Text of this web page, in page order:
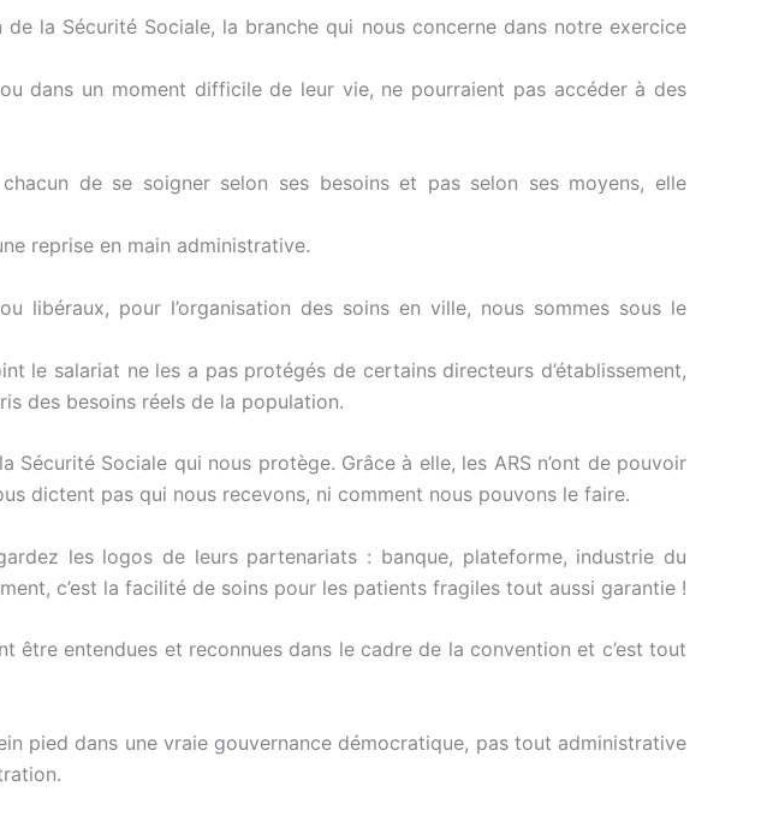
la Sécurité Sociale, la branche qui nous concerne dans notre exercice
dans un moment difficile de leur vie, ne pourraient pas accéder à des
de se soigner selon ses besoins et pas selon ses moyens, elle
reprise en main administrative.
libéraux, pour l’organisation des soins en ville, nous sommes sous le
le salariat ne les a pas protégés de certains directeurs d’établissement,
des besoins réels de la population.
Sociale qui nous protège. Grâce à elle, les ARS n’ont de pouvoir
dictent pas qui nous recevons, ni comment nous pouvons le faire.
les logos de leurs partenariats : banque, plateforme, industrie du
c’est la facilité de soins pour les patients fragiles tout aussi garantie !
être entendues et reconnues dans le cadre de la convention et c’est tout
pied dans une vraie gouvernance démocratique, pas tout administrative